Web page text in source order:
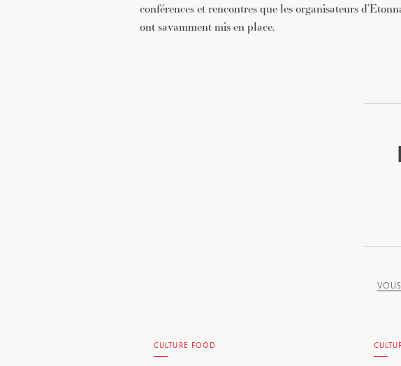
conférences et rencontres que les organisateurs
ont savamment mis en place.
CULTURE FOOD